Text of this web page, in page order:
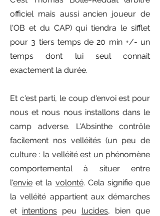
officiel mais aussi ancien joueur de
l'OB et du CAP) qui tiendra le sifflet
pour 3 tiers temps de 20 min +/- un
temps dont lui seul connait
exactement la durée.
Et c'est parti, le coup d'envoi est pour
nous et nous nous installons dans le
camp adverse. L'Absinthe contrôle
facilement nos velléités (un peu de
culture : la velléité est un phénomène
comportemental à situer entre
l'envie et la volonté. Cela signifie que
la velléité appartient aux démarches
et intentions peu lucides, bien que